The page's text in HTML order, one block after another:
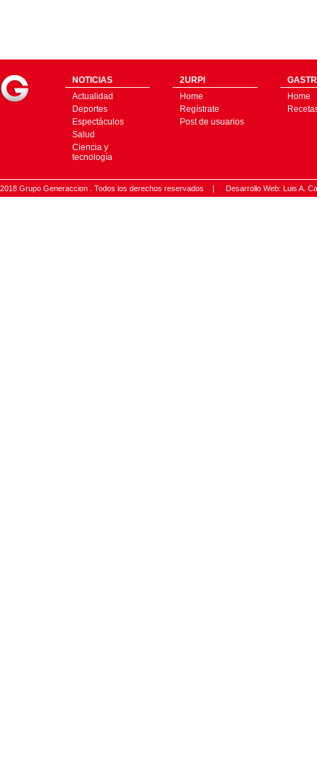
NOTICIAS
Actualidad
Deportes
Espectáculos
Salud
Ciencia y
tecnología
2URPI
Home
Regístrate
Post de usuarios
Home
2018 Grupo Generaccion . Todos los derechos reservados | Desarrollo Web: Luis